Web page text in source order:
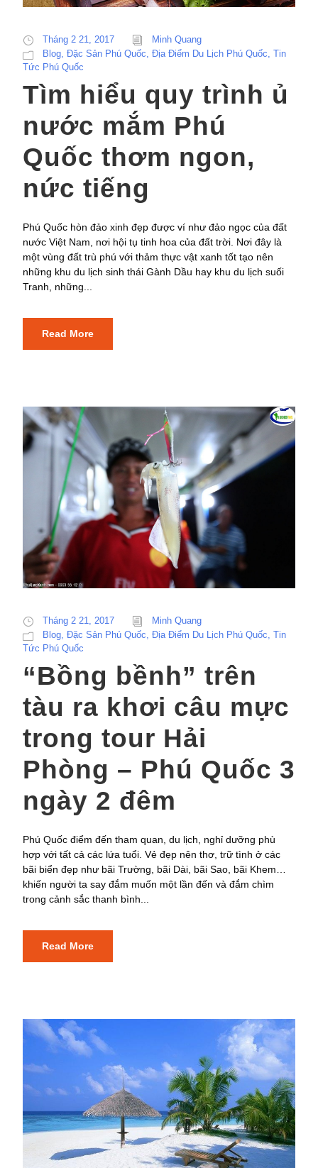
Tháng 2 21, 2017
Minh Quang
Blog, Đặc Sản Phú Quốc, Địa Điểm Du Lịch Phú Quốc, Tin
Tức Phú Quốc
Tìm hiểu quy trình ủ
nước mắm Phú
Quốc thơm ngon,
nức tiếng
Phú Quốc hòn đảo xinh đẹp được ví như đảo ngọc của đất
nước Việt Nam, nơi hội tụ tinh hoa của đất trời. Nơi đây là
một vùng đất trù phú với thảm thực vật xanh tốt tạo nên
những khu du lịch sinh thái Gành Dầu hay khu du lịch suối
Tranh, những...
Read More
Tháng 2 21, 2017
Minh Quang
Blog, Đặc Sản Phú Quốc, Địa Điểm Du Lịch Phú Quốc, Tin
Tức Phú Quốc
“Bồng bềnh” trên
tàu ra khơi câu mực
trong tour Hải
Phòng – Phú Quốc 3
ngày 2 đêm
Phú Quốc điểm đến tham quan, du lịch, nghỉ dưỡng phù
hợp với tất cả các lứa tuổi. Vẻ đẹp nên thơ, trữ tình ở các
bãi biển đẹp như bãi Trường, bãi Dài, bãi Sao, bãi Khem…
khiến người ta say đắm muốn một lần đến và đắm chìm
trong cảnh sắc thanh bình...
Read More